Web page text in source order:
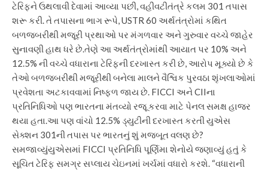
ટેરિફને ઉથલાવી દેવામાં આવ્યા પછી, વહીવટીતંત્રે કલમ 301 તપાસ
શરૂ કરી. તે તપાસના ભાગ રૂપે, USTR 60 અર્થતંત્રોમાં કથિત
બળજબરીથી મજૂરી પ્રથાઓ પર મંગળવાર અને ગુરુવાર વચ્ચે જાહેર
સુનાવણી હાથ ધરે છે.તેણે આ અર્થતંત્રોમાંથી આયાત પર 10% અને
12.5% ​​ની વચ્ચે વધારાના ટેરિફની દરખાસ્ત કરી છે, આરોપ મૂક્યો છે કે
તેઓ બળજબરીથી મજૂરીથી બનેલા માલને વૈશ્વિક પુરવઠા શૃંખલાઓમાં
પ્રવેશતા અટકાવવામાં નિષ્ફળ જાય છે. FICCI અને CIIના
પ્રતિનિધિઓ પણ ભારતના મંતવ્યો રજૂ કરવા માટે પેનલ સમક્ષ હાજર
થયા હતા.આ પણ વાંચો 12.5% ​​ડ્યુટીની દરખાસ્ત કરતી યુએસ
સેક્શન 301ની તપાસ પર ભારતનું શું મજબૂત વલણ છે?
સમજાવ્યુંયુએસમાં FICCI પ્રતિનિધિ પૂર્ણિમા શેનોયે જણાવ્યું હતું કે
સૂચિત ટેરિફ સમગ્ર સપ્લાય ચેઇનમાં ખર્ચમાં વધારો કરશે. “વધારાની